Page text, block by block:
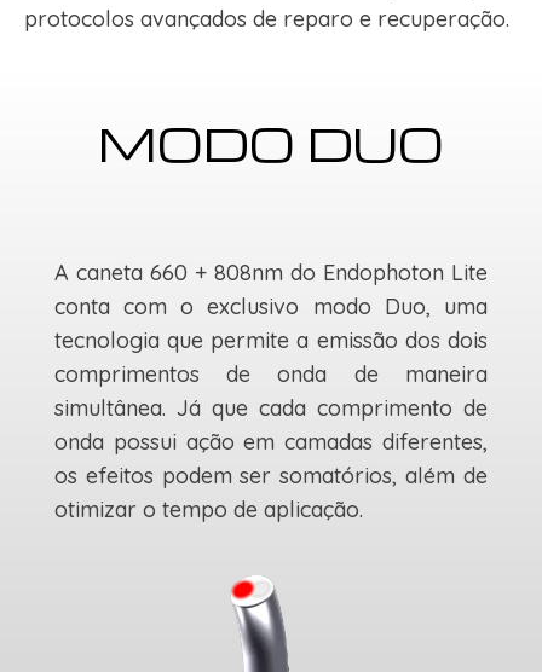
protocolos avançados de reparo e recuperação.
MODO DUO
A caneta 660 + 808nm do Endophoton Lite
conta com o exclusivo modo Duo, uma
tecnologia que permite a emissão dos dois
comprimentos de onda de maneira
simultânea. Já que cada comprimento de
onda possui ação em camadas diferentes,
os efeitos podem ser somatórios, além de
otimizar o tempo de aplicação.